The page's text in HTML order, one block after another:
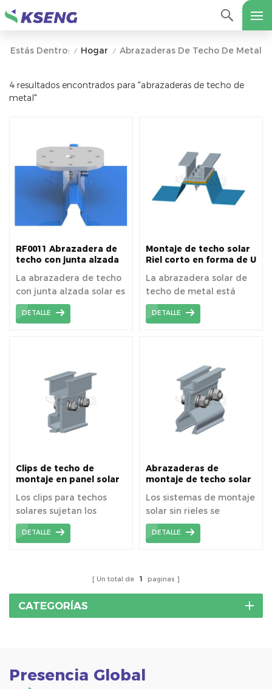
Estás Dentro: / Hogar / Abrazaderas De Techo De Metal
4 resultados encontrados para "abrazaderas de techo de
metal"
RF0011 Abrazadera de
techo con junta alzada
techo fotovoltaico
La abrazadera de techo
con junta alzada solar es
nuestra opción más
popular para unir
DETALLE
Montaje de techo solar
Riel corto en forma de U
La abrazadera solar de
techo de metal está
diseñada para la
instalación de paneles
DETALLE
Clips de techo de
montaje en panel solar
de techo fotovoltaico
Los clips para techos
solares sujetan los
paneles solares
directamente a los
DETALLE
Abrazaderas de
montaje de techo solar
Los sistemas de montaje
solar sin rieles se
instalan utilizando
menos componentes.
DETALLE
Un total de 1 paginas
CATEGORÍAS
Presencia Global